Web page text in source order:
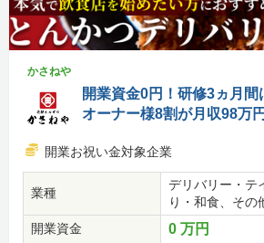
かさねや
開業資金0円！研修3ヵ月間
オーナー様8割が月収98万
開業お祝い金対象企業
業種
デリバリー・テ
り・和食、その
開業資金
0 万円